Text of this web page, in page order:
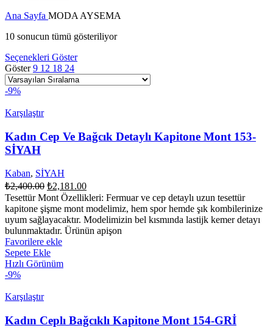
₺1,370.00.fiyat:
Ana Sayfa MODA AYSEMA
10 sonucun tümü gösteriliyor
Seçenekleri Göster
Göster9 12 18 24
-9%
Karşılaştır
Kadın Cep Ve Bağcık Detaylı Kapitone Mont 153-
SİYAH
Kaban, SİYAH
₺2,400.00 Orijinal
fiyat:
₺2,400.00.
₺2,181.00Şu
andaki
fiyat:
₺2,181.00.
Tesettür Mont Özellikleri: Fermuar ve cep detaylı uzun tesettür
kapitone şişme mont modelimiz, hem spor hemde şık kombilerinize
uyum sağlayacaktır. Modelimizin bel kısmında lastijk kemer detayı
bulunmaktadır. Ürünün apişon
Favorilere ekle
Sepete Ekle
Hızlı Görünüm
-9%
Karşılaştır
Kadın Ceplı Bağcıklı Kapitone Mont 154-GRİ